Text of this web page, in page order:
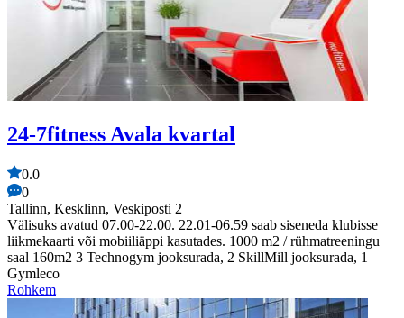
24-7fitness Avala kvartal
0.0
0
Tallinn, Kesklinn, Veskiposti 2
Välisuks avatud 07.00-22.00. 22.01-06.59 saab siseneda klubisse
liikmekaarti või mobiiliäppi kasutades. 1000 m2 / rühmatreeningu
saal 160m2 3 Technogym jooksurada, 2 SkillMill jooksurada, 1
Gymleco
Rohkem